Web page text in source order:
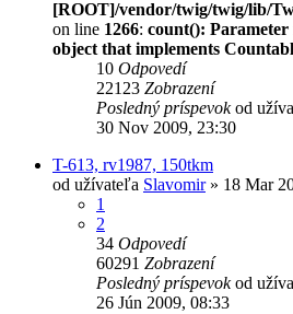
[ROOT]/vendor/twig/twig/lib/
on line 1266: count():
object that implements
10 Odpovedí
22123 Zobrazení
Posledný príspevokod
30 Nov 2009, 23:30
T-613, rv1987, 150tkm
od užívateľa Slavomir» 18 Mar
1
2
34 Odpovedí
60291 Zobrazení
Posledný príspevokod
26 Jún 2009, 08:33